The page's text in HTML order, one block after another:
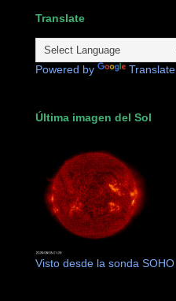
Translate
Powered by Translate
Última imagen del Sol
Visto desde la sonda SOHO